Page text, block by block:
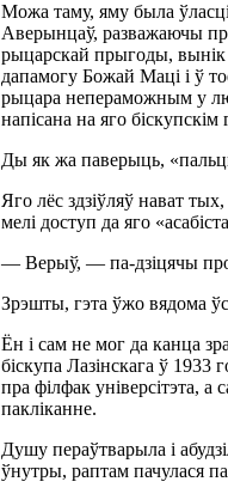
Можа таму, яму была
Аверынцаў, разважаючы
рыцарскай прыгоды, вынік
дапамогу Божай Маці і ў
рыцара непераможным у
напісана на яго біскупскім
Ды як жа паверыць,
Яго лёс здзіўляў нават
мелі доступ да яго
— Верыў, — па-дзіцячы
Зрэшты, гэта ўжо вядома
Ён і сам не мог да канца
біскупа Лазінскага ў 1933
пра філфак універсітэта,
пакліканне.
Душу пераўтварыла і
ўнутры, раптам пачулася